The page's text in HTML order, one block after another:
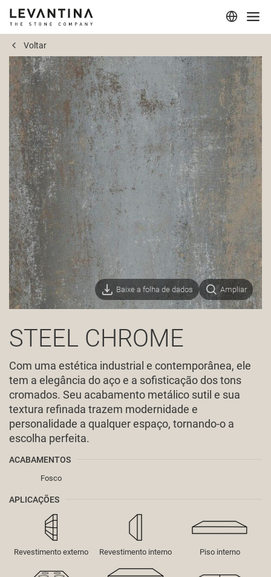
Corporativo
Materiais
Projetos
Aplicações
Profissionais
Voltar
Baixe a folha de dados Ampliar
STEEL CHROME
Com uma estética industrial e contemporânea, ele
tem a elegância do aço e a sofisticação dos tons
cromados. Seu acabamento metálico sutil e sua
textura refinada trazem modernidade e
personalidade a qualquer espaço, tornando-o a
escolha perfeita.
ACABAMENTOS
Fosco
APLICAÇÕES
Revestimento externo Revestimento interno Piso interno